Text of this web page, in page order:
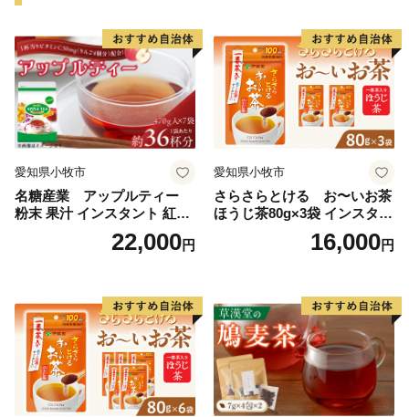
愛知県小牧市
名糖産業 アップルティー
粉末 果汁 インスタント 紅茶
ティー ビタミンC 袋 ロング
セラー 粉末飲料 粉末茶 簡単
22,000円
愛知県小牧市
さらさらとける お〜いお茶
ほうじ茶80g×3袋 インスタン
トほうじ茶 粉末ほうじ茶 粉
末茶 おーいお茶 粉末緑茶
16,000円